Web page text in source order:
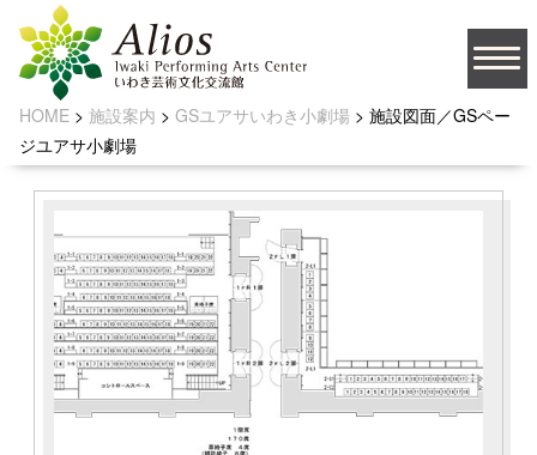
背景の色
HOME > 施設案内 > GSユアサいわき小劇場 > 施設図面／GSペー
ジユアサ小劇場
施設図面／GSユアサ小劇場
DRAWING/SMALL THEATER